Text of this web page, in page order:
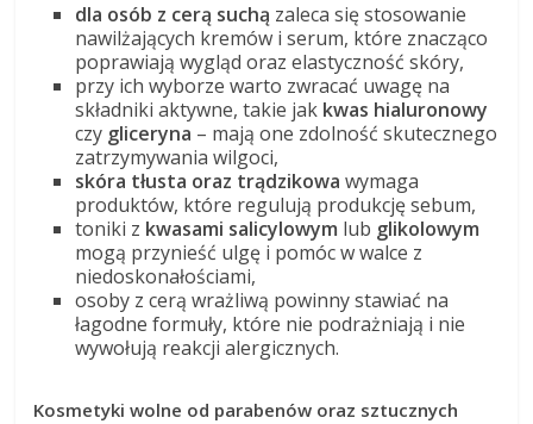
dla osób z cerą suchą zaleca się stosowanie
nawilżających kremów i serum, które znacząco
poprawiają wygląd oraz elastyczność skóry,
przy ich wyborze warto zwracać uwagę na
składniki aktywne, takie jak kwas hialuronowy
czy gliceryna – mają one zdolność skutecznego
zatrzymywania wilgoci,
skóra tłusta oraz trądzikowa wymaga
produktów, które regulują produkcję sebum,
toniki z kwasami salicylowym lub glikolowym
mogą przynieść ulgę i pomóc w walce z
niedoskonałościami,
osoby z cerą wrażliwą powinny stawiać na
łagodne formuły, które nie podrażniają i nie
wywołują reakcji alergicznych.
Kosmetyki wolne od parabenów oraz sztucznych